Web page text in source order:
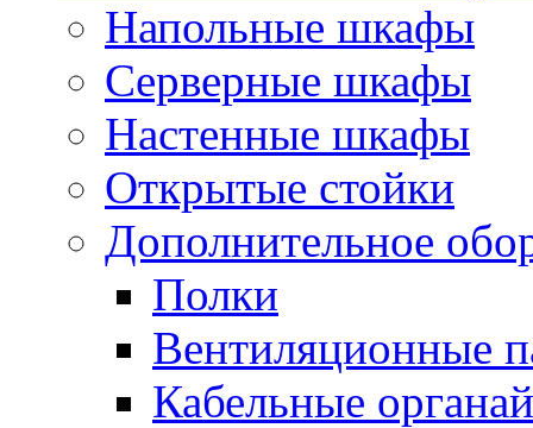
Напольные шкафы
Серверные шкафы
Настенные шкафы
Открытые стойки
Дополнительное
Полки
Вентиляционные
Кабельные